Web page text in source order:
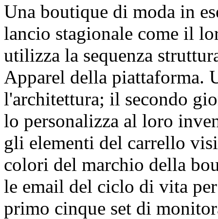
Una boutique di moda in
lancio stagionale come il
utilizza la sequenza
Apparel della piattaforma.
l'architettura; il secondo
lo personalizza al loro
gli elementi del carrello
colori del marchio della
le email del ciclo di vita
primo cinque set di